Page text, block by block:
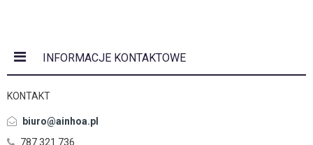
INFORMACJE KONTAKTOWE
KONTAKT
biuro@ainhoa.pl
787 321 736